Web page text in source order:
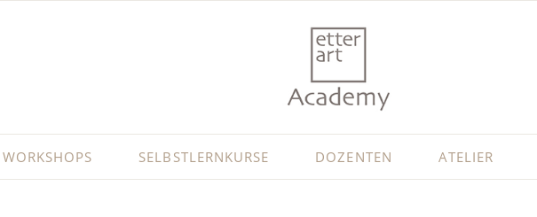
WORKSHOPS SELBSTLERNKURSE DOZENTEN ATELIER